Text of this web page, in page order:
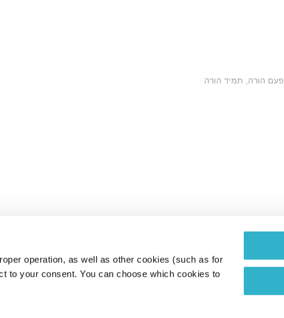
operation, as well as other cookies (such as for
to your consent. You can choose which cookies to
פעם הורה, תמיד הורה